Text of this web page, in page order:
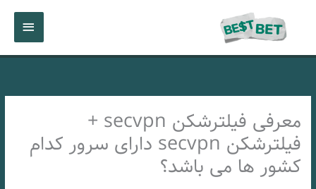
اصلی
معرفی فیلترشکن secvpn +
فیلترشکن secvpn دارای سرور کدام
کشور ها می باشد؟